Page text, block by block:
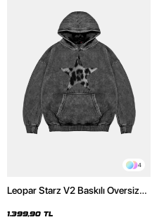
4
Leopar Starz V2 Baskılı Oversize
Hoodie
1.399,90 TL